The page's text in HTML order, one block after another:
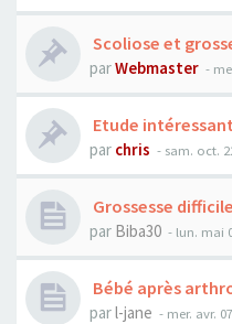
Scoliose et
parWebmaster -
Etude
par chris - sam. oct.
Grossesse
par Biba30 - lun. mai
Bébé après
parl-jane - mer. avr.